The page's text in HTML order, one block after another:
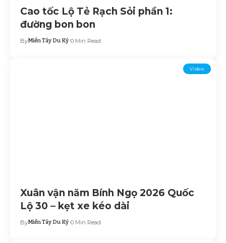
Cao tốc Lộ Tẻ Rạch Sỏi phần 1:
đường bon bon
ByMiền Tây Du Ký 0 Min Read
Video
Xuân vận năm Bính Ngọ 2026 Quốc
Lộ 30 – kẹt xe kéo dài
ByMiền Tây Du Ký 0 Min Read